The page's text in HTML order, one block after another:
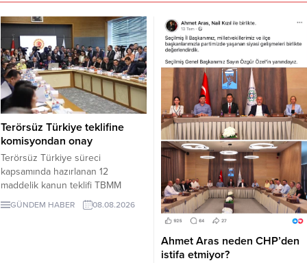
Terörsüz Türkiye teklifine
komisyondan onay
Terörsüz Türkiye süreci
kapsamında hazırlanan 12
maddelik kanun teklifi TBMM
Adalet Komisyonunda kabul edildi.
Teklif 5 ve 10 yıllık erteleme
GÜNDEM HABER 08.08.2026
Ahmet Aras neden CHP’den
istifa etmiyor?